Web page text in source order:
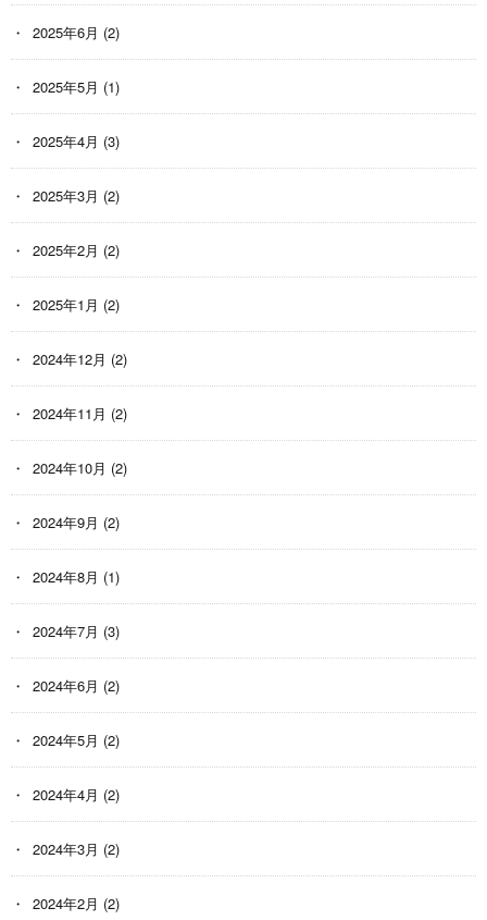
2025年6月 (2)
2025年5月 (1)
2025年4月 (3)
2025年3月 (2)
2025年2月 (2)
2025年1月 (2)
2024年12月 (2)
2024年11月 (2)
2024年10月 (2)
2024年9月 (2)
2024年8月 (1)
2024年7月 (3)
2024年6月 (2)
2024年5月 (2)
2024年4月 (2)
2024年3月 (2)
2024年2月 (2)